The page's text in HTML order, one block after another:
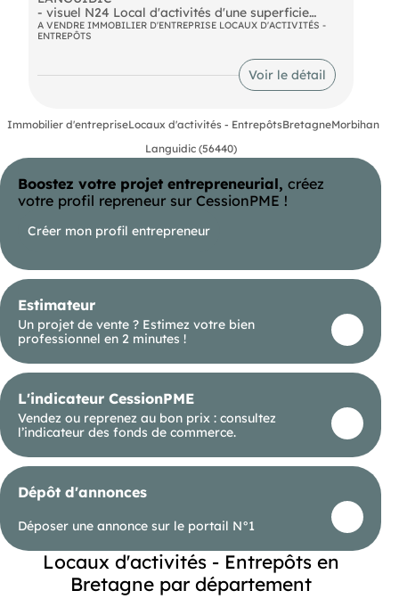
- visuel N24 Local d'activités d'une superficie
d'environ 1600m2 sur parcelle de plus de 4000m²
close et entièrement bitumée. 2 portes
sectionnelles Hauteur utile +10m au faitage
Honoraires d'agence en sus à la charge de
l'acquéreur : 6,67% HT du prix de vente.
A VENDRE IMMOBILIER D'ENTREPRISE LOCAUX D'ACTIVITÉS -
ENTREPÔTS
Voir le détail
Immobilier d'entrepriseLocaux d'activités - EntrepôtsBretagneMorbihan
Languidic (56440)
Boostez votre projet entrepreneurial, créez
votre profil repreneur sur CessionPME !
Créer mon profil entrepreneur
Estimateur
Un projet de vente ? Estimez votre bien
professionnel en 2 minutes !
L'indicateur CessionPME
Vendez ou reprenez au bon prix : consultez
l’indicateur des fonds de commerce.
Dépôt d'annonces
Déposer une annonce sur le portail N°1
Locaux d'activités - Entrepôts en
Bretagne par département